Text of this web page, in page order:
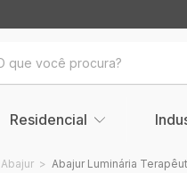
Residencial
Abajur > Abajur Luminária